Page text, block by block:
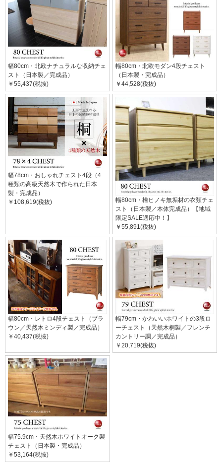
幅80cm・北欧ナチュラルな収納チェ
スト（日本製／完成品）
￥55,437(税抜)
幅80cm・北欧モダン4段チェスト
（日本製・完成品）
￥44,528(税抜)
幅78cm・おしゃれチェスト4段（4
種類の高級天然木で作られた日本
製・完成品）
￥108,619(税抜)
幅80cm・檜ヒノキ無垢材の衣類チェ
スト（日本製／本体完成品）【地域
限定SALE適応中！】
￥55,891(税抜)
幅80cm・レトロ4段チェスト（ブラ
ウン／天然木ミンディ製／完成品）
￥40,437(税抜)
幅79cm・かわいいホワイトの3段ロ
ーチェスト（天然木桐製／フレンチ
カントリー調／完成品）
￥20,719(税抜)
幅75.9cm・天然木ホワイトオーク製
チェスト（日本製・完成品）
￥53,164(税抜)